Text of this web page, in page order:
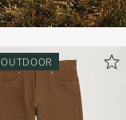
OUTDOOR